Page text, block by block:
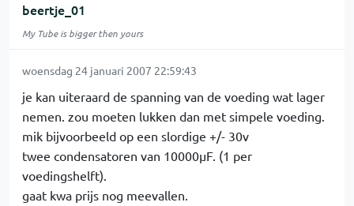
beertje_01
My Tube is bigger then yours
woensdag 24 januari 2007 22:59:43
je kan uiteraard de spanning van de voeding wat lager
nemen. zou moeten lukken dan met simpele voeding.
mik bijvoorbeeld op een slordige +/- 30v
twee condensatoren van 10000µF. (1 per
voedingshelft).
gaat kwa prijs nog meevallen.